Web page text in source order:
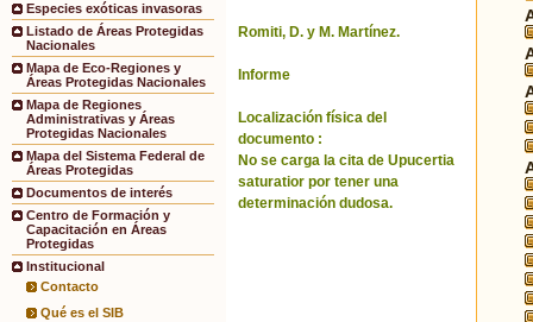
Especies exóticas invasoras
Listado de Áreas Protegidas
Nacionales
Mapa de Eco-Regiones y
Áreas Protegidas Nacionales
Mapa de Regiones
Administrativas y Áreas
Protegidas Nacionales
Mapa del Sistema Federal de
Áreas Protegidas
Documentos de interés
Centro de Formación y
Capacitación en Áreas
Protegidas
Institucional
Contacto
Qué es el SIB
Romiti, D. y M. Martínez.
Informe
Localización física del
documento :
No se carga la cita de Upucertia
saturatior por tener una
determinación dudosa.